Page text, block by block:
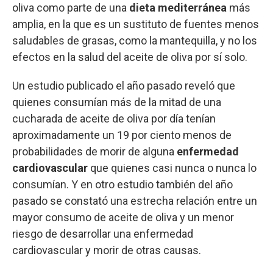
oliva como parte de una dieta mediterránea más
amplia, en la que es un sustituto de fuentes menos
saludables de grasas, como la mantequilla, y no los
efectos en la salud del aceite de oliva por sí solo.
Un estudio publicado el año pasado reveló que
quienes consumían más de la mitad de una
cucharada de aceite de oliva por día tenían
aproximadamente un 19 por ciento menos de
probabilidades de morir de alguna enfermedad
cardiovascular que quienes casi nunca o nunca lo
consumían. Y en otro estudio también del año
pasado se constató una estrecha relación entre un
mayor consumo de aceite de oliva y un menor
riesgo de desarrollar una enfermedad
cardiovascular y morir de otras causas.